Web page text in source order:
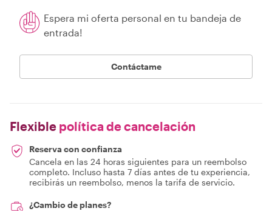
Espera mi oferta personal en tu bandeja de
entrada!
Contáctame
Flexible política de cancelación
Reserva con confianza
Cancela en las 24 horas siguientes para un reembolso
completo. Incluso hasta 7 días antes de tu experiencia,
recibirás un reembolso, menos la tarifa de servicio.
¿Cambio de planes?